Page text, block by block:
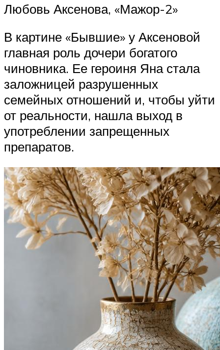
Любовь Аксенова, «Мажор-2»
В картине «Бывшие» у Аксеновой
главная роль дочери богатого
чиновника. Ее героиня Яна стала
заложницей разрушенных
семейных отношений и, чтобы уйти
от реальности, нашла выход в
употреблении запрещенных
препаратов.